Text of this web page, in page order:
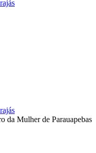
da Mulher de Parauapebas